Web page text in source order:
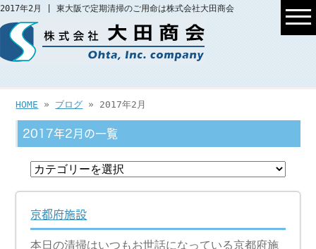
2017年2月 | 東大阪で定期清掃のご用命は株式会社大田商会
HOME » ブログ » 2017年2月
2017年2月の一覧
京都府施設
本日の清掃はいつもお世話になっている京都府施